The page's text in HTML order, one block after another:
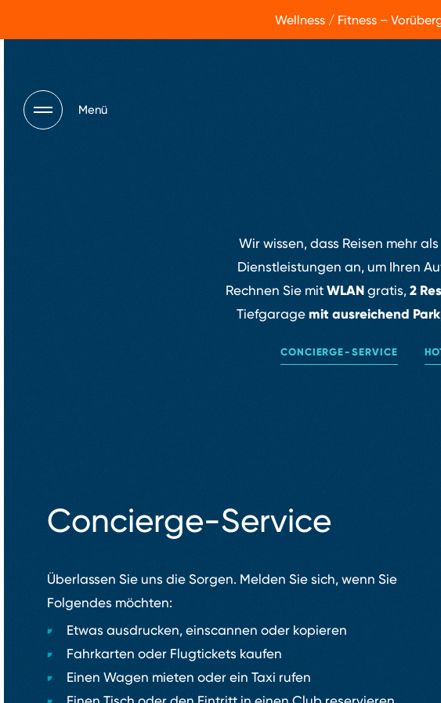
Menü
Wir wissen, dass Reisen mehr
Dienstleistungen an, um Ihren
Rechnen Sie mit WLAN gratis, 2
Tiefgarage mit ausreichend
CONCIERGE⁠-⁠SERVICE
Concierge⁠-⁠Service
Überlassen Sie uns die Sorgen. Melden Sie sich, wenn Sie
Folgendes möchten:
Etwas ausdrucken, einscannen oder kopieren
Fahrkarten oder Flugtickets kaufen
Einen Wagen mieten oder ein Taxi rufen
Wellness / Fitness –